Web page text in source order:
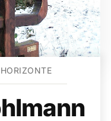
HORIZONTE